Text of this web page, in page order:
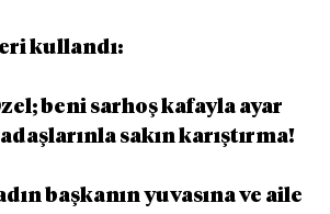
kullandı:
beni sarhoş kafayla ayar
sakın karıştırma!
başkanın yuvasına ve aile